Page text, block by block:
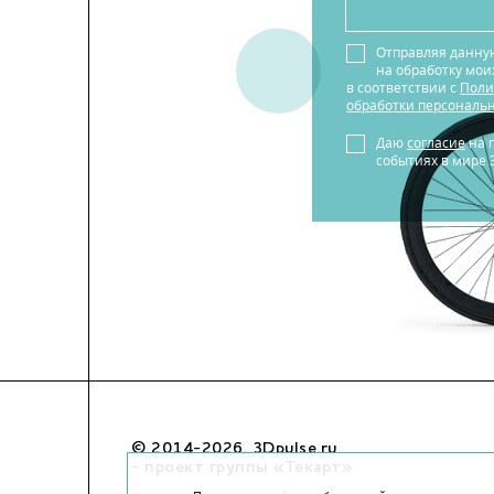
Отправляя
на обработку
в соответствии с
обработки
Даюсогласиена получение новостей о
событиях в мире
© 2014-2026. 3Dpulse.ru
- проект группы «Текарт»